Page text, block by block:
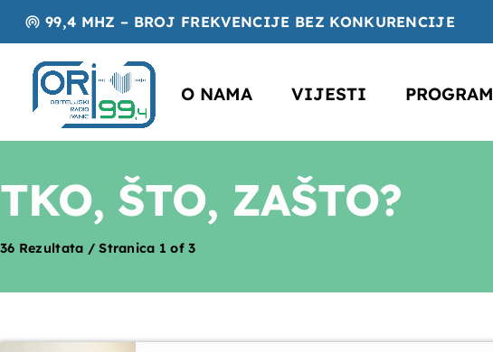
wifi_tethering 99,4 MHZ – BROJ FREKVENCIJE BEZ KONKURENCIJE
O NAMA VIJESTI PROGRAM
TKO, ŠTO, ZAŠTO?
36 Rezultata / Stranica 1 of 3